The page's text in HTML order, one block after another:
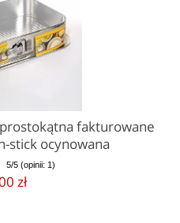
fakturowane
stick ocynowana
5/5 (opinii: 1)
zł